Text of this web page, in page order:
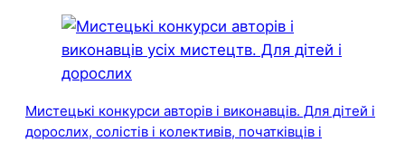
Мистецькі конкурси авторів і виконавців. Для дітей і
дорослих, солістів і колективів, початківців і